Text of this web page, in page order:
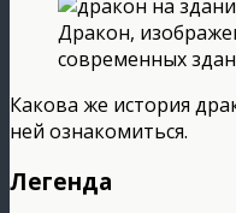
Дракон,
современных
Какова же история
ней ознакомиться.
Легенда